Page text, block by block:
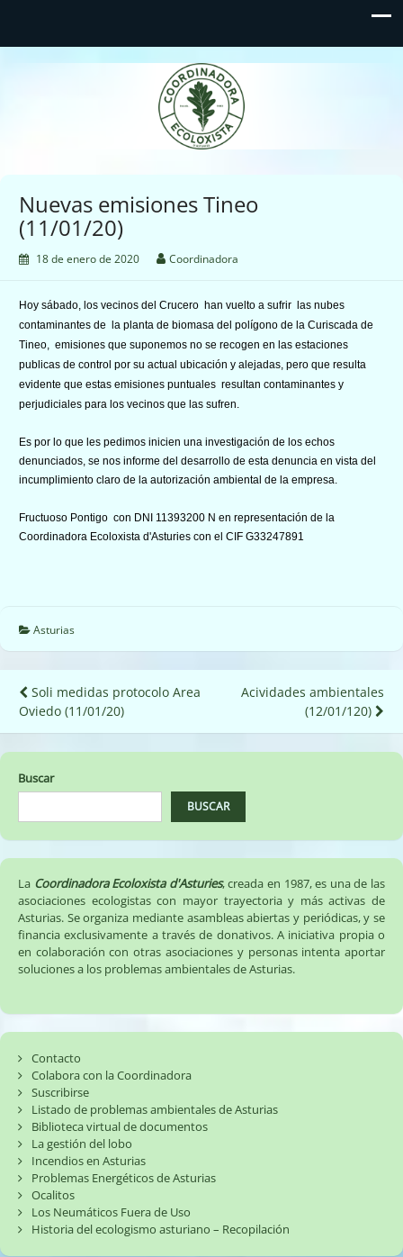
Coordinadora Ecoloxista
d'Asturies
Nuevas emisiones Tineo
(11/01/20)
18 de enero de 2020 Coordinadora
Hoy sábado, los vecinos del Crucero han vuelto a sufrir las nubes
contaminantes de la planta de biomasa del polígono de la Curiscada de
Tineo, emisiones que suponemos no se recogen en las estaciones
publicas de control por su actual ubicación y alejadas, pero que resulta
evidente que estas emisiones puntuales resultan contaminantes y
perjudiciales para los vecinos que las sufren.
Es por lo que les pedimos inicien una investigación de los echos
denunciados, se nos informe del desarrollo de esta denuncia en vista del
incumplimiento claro de la autorización ambiental de la empresa.
Fructuoso Pontigo con DNI 11393200 N en representación de la
Coordinadora Ecoloxista d'Asturies con el CIF G33247891
Asturias
Navegación
de
entradas
Soli medidas protocolo Area
Oviedo (11/01/20)
Acividades ambientales
(12/01/120)
Buscar
BUSCAR
La Coordinadora Ecoloxista d'Asturies, creada en 1987, es una de las
asociaciones ecologistas con mayor trayectoria y más activas de
Asturias. Se organiza mediante asambleas abiertas y periódicas, y se
financia exclusivamente a través de donativos. A iniciativa propia o
en colaboración con otras asociaciones y personas intenta aportar
soluciones a los problemas ambientales de Asturias.
Contacto
Colabora con la Coordinadora
Suscribirse
Listado de problemas ambientales de Asturias
Biblioteca virtual de documentos
La gestión del lobo
Incendios en Asturias
Problemas Energéticos de Asturias
Ocalitos
Los Neumáticos Fuera de Uso
Historia del ecologismo asturiano – Recopilación